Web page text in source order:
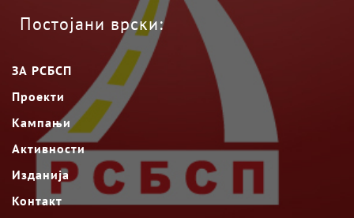
Постојани врски:
ЗА РСБСП
Проекти
Кампањи
Активности
Изданија
Контакт